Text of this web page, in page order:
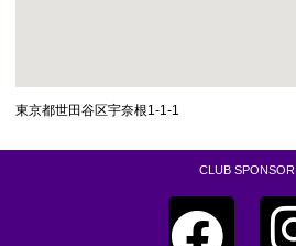
東京都世田谷区宇奈根1-1-1
CLUB SPONSOR